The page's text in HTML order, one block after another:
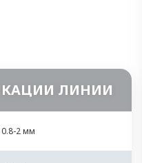
ЛИНИИ
0.8-2 мм